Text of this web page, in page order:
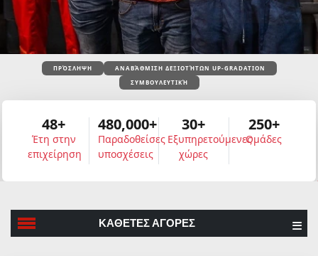
ΠΡΌΣΛΗΨΗ
ΑΝΑΒΆΘΜΙΣΗ ΔΕΞΙΟΤΉΤΩΝ UP-GRADATION
ΣΥΜΒΟΥΛΕΥΤΙΚΉ
48+
Έτη στην
επιχείρηση
480,000+
Παραδοθείσες
υποσχέσεις
30+
Εξυπηρετούμενες
χώρες
250+
Ομάδες
ΚΑΘΕΤΕΣ ΑΓΟΡΕΣ